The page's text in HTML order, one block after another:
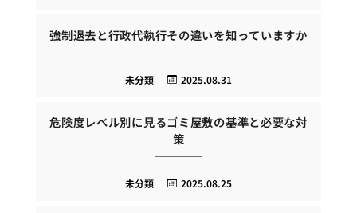
強制退去と行政代執行その違いを知っていますか
2025.08.31
未分類
危険度レベル別に見るゴミ屋敷の基準と必要な対
策
2025.08.25
未分類